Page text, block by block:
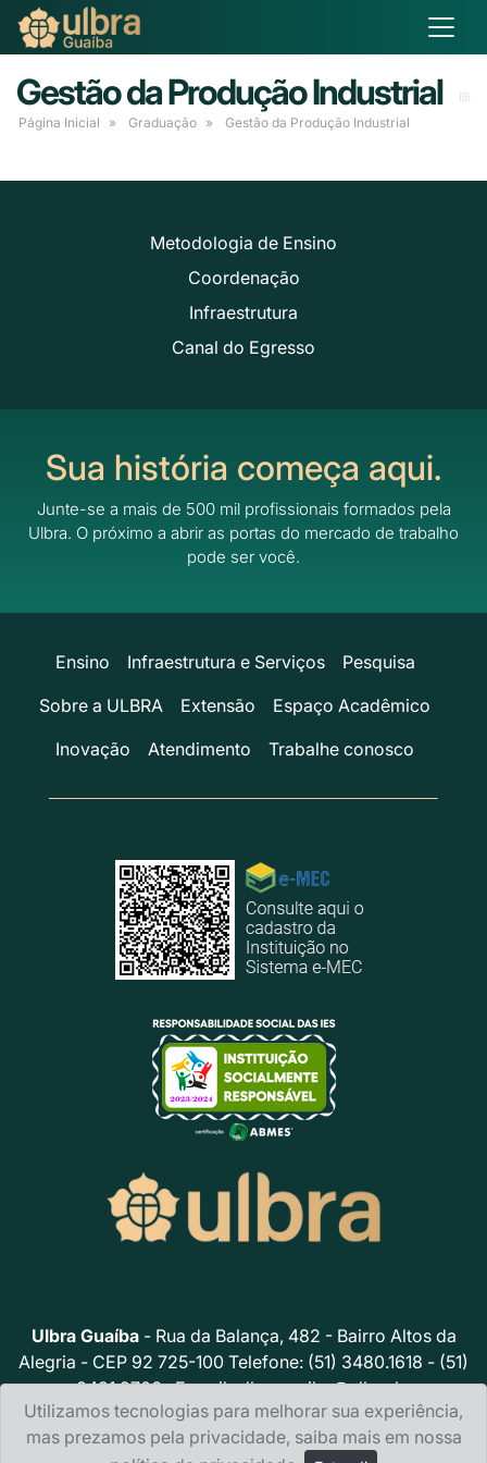
Gestão da Produção Industrial
Página Inicial Graduação Gestão da Produção Industrial
Metodologia de Ensino
Coordenação
Infraestrutura
Canal do Egresso
Sua história começa aqui.
Junte-se a mais de 500 mil profissionais formados pela
Ulbra. O próximo a abrir as portas do mercado de trabalho
pode ser você.
Ensino Infraestrutura e Serviços
Pesquisa
Sobre a ULBRA
Extensão
Espaço Acadêmico
Inovação
Atendimento Trabalhe conosco
Ulbra Guaíba- Rua da Balança, 482 - Bairro Altos da
Alegria - CEP 92 725-100 Telefone: (51) 3480.1618 - (51)
3491.2706 · E-mail:ulbraguaiba@ulbra.br
Política de privacidade
Utilizamos tecnologias para melhorar sua experiência,
mas prezamos pela privacidade, saiba mais em nossa